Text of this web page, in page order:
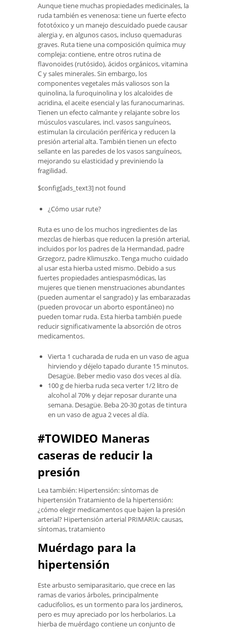
Aunque tiene muchas propiedades medicinales, la
ruda también es venenosa: tiene un fuerte efecto
fototóxico y un manejo descuidado puede causar
alergia y, en algunos casos, incluso quemaduras
graves. Ruta tiene una composición química muy
compleja: contiene, entre otros rutina de
flavonoides (rutósido), ácidos orgánicos, vitamina
C y sales minerales. Sin embargo, los
componentes vegetales más valiosos son la
quinolina, la furoquinolina y los alcaloides de
acridina, el aceite esencial y las furanocumarinas.
Tienen un efecto calmante y relajante sobre los
músculos vasculares, incl. vasos sanguíneos,
estimulan la circulación periférica y reducen la
presión arterial alta. También tienen un efecto
sellante en las paredes de los vasos sanguíneos,
mejorando su elasticidad y previniendo la
fragilidad.
$config[ads_text3] not found
¿Cómo usar rute?
Ruta es uno de los muchos ingredientes de las
mezclas de hierbas que reducen la presión arterial,
incluidos por los padres de la Hermandad, padre
Grzegorz, padre Klimuszko. Tenga mucho cuidado
al usar esta hierba usted mismo. Debido a sus
fuertes propiedades antiespasmódicas, las
mujeres que tienen menstruaciones abundantes
(pueden aumentar el sangrado) y las embarazadas
(pueden provocar un aborto espontáneo) no
pueden tomar ruda. Esta hierba también puede
reducir significativamente la absorción de otros
medicamentos.
Vierta 1 cucharada de ruda en un vaso de agua
hirviendo y déjelo tapado durante 15 minutos.
Desagüe. Beber medio vaso dos veces al día.
100 g de hierba ruda seca verter 1/2 litro de
alcohol al 70% y dejar reposar durante una
semana. Desagüe. Beba 20-30 gotas de tintura
en un vaso de agua 2 veces al día.
#TOWIDEO Maneras
caseras de reducir la
presión
Lea también: Hipertensión: síntomas de
hipertensión Tratamiento de la hipertensión:
¿cómo elegir medicamentos que bajen la presión
arterial? Hipertensión arterial PRIMARIA: causas,
síntomas, tratamiento
Muérdago para la
hipertensión
Este arbusto semiparasitario, que crece en las
ramas de varios árboles, principalmente
caducifolios, es un tormento para los jardineros,
pero es muy apreciado por los herbolarios. La
hierba de muérdago contiene un conjunto de